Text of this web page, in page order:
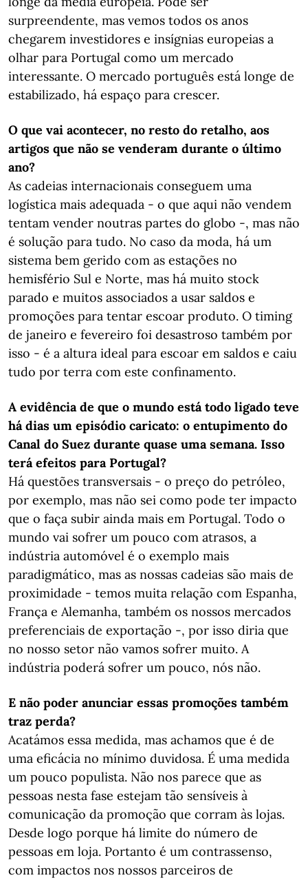
surpreendente, mas vemos todos os anos
chegarem investidores e insígnias europeias a
olhar para Portugal como um mercado
interessante. O mercado português está longe de
estabilizado, há espaço para crescer.
O que vai acontecer, no resto do retalho, aos
artigos que não se venderam durante o último
ano?
As cadeias internacionais conseguem uma
logística mais adequada - o que aqui não vendem
tentam vender noutras partes do globo -, mas não
é solução para tudo. No caso da moda, há um
sistema bem gerido com as estações no
hemisfério Sul e Norte, mas há muito stock
parado e muitos associados a usar saldos e
promoções para tentar escoar produto. O timing
de janeiro e fevereiro foi desastroso também por
isso - é a altura ideal para escoar em saldos e caiu
tudo por terra com este confinamento.
A evidência de que o mundo está todo ligado teve
há dias um episódio caricato: o entupimento do
Canal do Suez durante quase uma semana. Isso
terá efeitos para Portugal?
Há questões transversais - o preço do petróleo,
por exemplo, mas não sei como pode ter impacto
que o faça subir ainda mais em Portugal. Todo o
mundo vai sofrer um pouco com atrasos, a
indústria automóvel é o exemplo mais
paradigmático, mas as nossas cadeias são mais de
proximidade - temos muita relação com Espanha,
França e Alemanha, também os nossos mercados
preferenciais de exportação -, por isso diria que
no nosso setor não vamos sofrer muito. A
indústria poderá sofrer um pouco, nós não.
E não poder anunciar essas promoções também
traz perda?
Acatámos essa medida, mas achamos que é de
uma eficácia no mínimo duvidosa. É uma medida
um pouco populista. Não nos parece que as
pessoas nesta fase estejam tão sensíveis à
comunicação da promoção que corram às lojas.
Desde logo porque há limite do número de
pessoas em loja. Portanto é um contrassenso,
com impactos nos nossos parceiros de